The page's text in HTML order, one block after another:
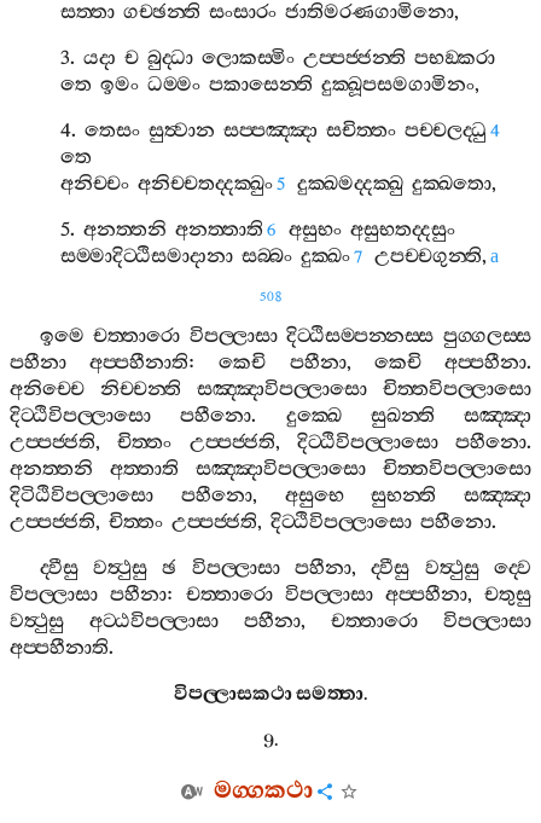
සත‍්තා ගච‍්ඡන‍්ති සංසාරං ජාතිමරණගාමිනො,
3.යදා ච බුද‍්ධා ලොකස‍්මිං උප‍්පජ‍්ජන‍්ති පභඞ‍්කරා
තෙ ඉමං ධම‍්මං පකාසෙන‍්ති දුක‍්ඛූපසමගාමිනං,
4.තෙසං සුත්‍වාන සප‍්පඤ‍්ඤා සචිත‍්තං පච‍්චලද‍්ධු 4
තෙ
අනිච‍්චං අනිච‍්චතද‍්දක‍්ඛුං5 දුක‍්ඛමද‍්දක‍්ඛු දුක‍්ඛතො,
5.අනත‍්තනි අනත‍්තාති 6 අසුභං අසුභතද‍්දසුං
සම‍්මාදිට‍්ඨිසමාදානා සබ‍්බං දුක‍්ඛං7 උපච‍්චගුන‍්ති, a
508
ඉමෙ චත‍්තාරො විපල‍්ලාසා දිට‍්ඨිසම‍්පන‍්නස‍්ස පුග‍්ගලස‍්ස
පහීනා
අප‍්පහීනාති:කෙචි පහීනා, කෙචි අප‍්පහීනා.
අනිච‍්චෙ
නිච‍්චන‍්ති සඤ‍්ඤාවිපල‍්ලාසො
චිත‍්තවිපල‍්ලාසො
දිට‍්ඨිවිපල‍්ලාසො
පහීනො. දුක‍්ඛෙ සුඛන‍්ති
සඤ‍්ඤා
උප‍්පජ‍්ජති,චිත‍්තං උප‍්පජ‍්ජති, දිට‍්ඨිවිපල‍්ලාසො පහීනො.
අනත‍්තනි
අත‍්තාති සඤ‍්ඤාවිපල‍්ලාසො
චිත‍්තවිපල‍්ලාසො
දිටිඨිවිපල‍්ලාසො
පහීනො, අසුභෙ සුභන‍්ති
සඤ‍්ඤා
උප‍්පජ‍්ජති, චිත‍්තං උප‍්පජ‍්ජති, දිට‍්ඨිවිපල‍්ලාසො පහීනො.
ද‍්වීසු
වත්‍ථුසු ඡ විපල‍්ලාසා පහීනා,ද‍්වීසු වත්‍ථුසු
ද‍්වෙ
විපල‍්ලාසා පහීනා: චත‍්තාරො විපල‍්ලාසා අප‍්පහීනා, චතුසු
වත්‍ථුසු
අට‍්ඨවිපල‍්ලාසා පහීනා, චත‍්තාරො
විපල‍්ලාසා
අප‍්පහීනාති.
විපල‍්ලාසකථාසමත‍්තා.
9.
මග‍්ගකථා